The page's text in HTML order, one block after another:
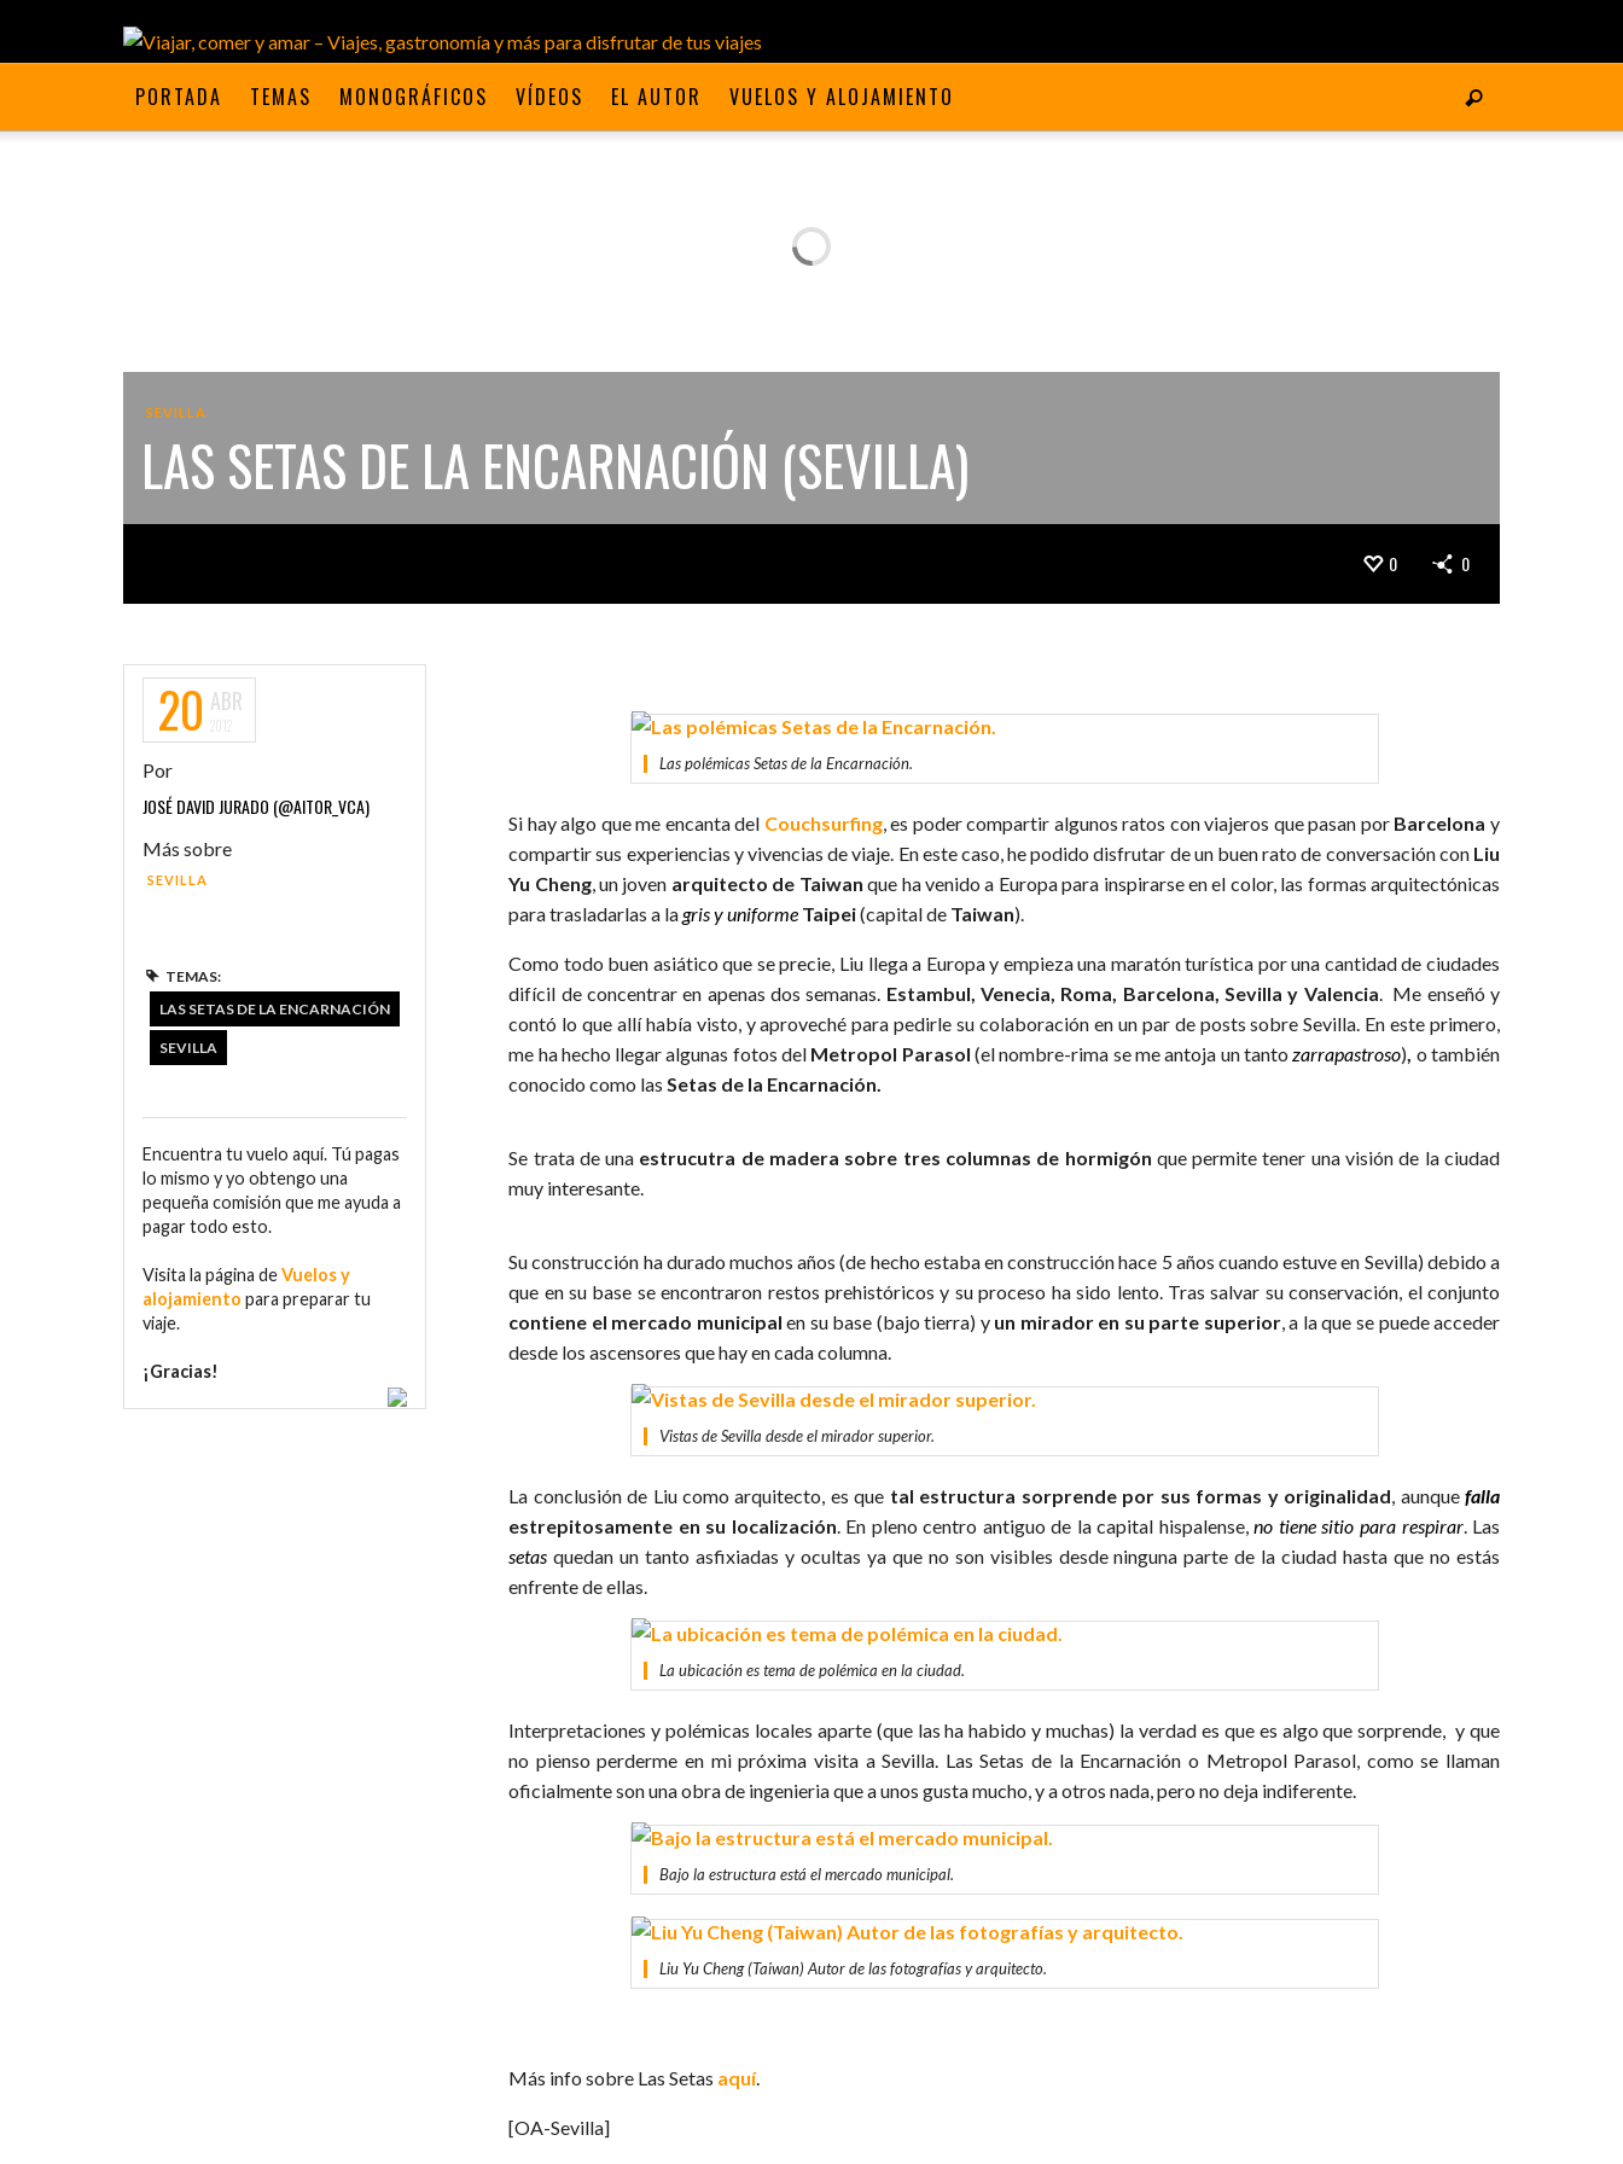
PORTADA TEMAS MONOGRÁFICOS VÍDEOS EL AUTOR VUELOS Y ALOJAMIENTO
SEVILLA
LAS SETAS DE LA ENCARNACIÓN (SEVILLA)
0 0
Las polémicas Setas de la Encarnación.
Si hay algo que me encanta del Couchsurfing, es poder compartir algunos ratos con viajeros que pasan por Barcelona y
compartir sus experiencias y vivencias de viaje. En este caso, he podido disfrutar de un buen rato de conversación con Liu
Yu Cheng, un joven arquitecto de Taiwan que ha venido a Europa para inspirarse en el color, las formas arquitectónicas
para trasladarlas a lagris y uniforme Taipei(capital de Taiwan).
Como todo buen asiático que se precie, Liu llega a Europa y empieza una maratón turística por una cantidad de ciudades
difícil de concentrar en apenas dos semanas. Estambul, Venecia, Roma, Barcelona, Sevilla y Valencia. Me enseñó y
contó lo que allí había visto, y aproveché para pedirle su colaboración en un par de posts sobre Sevilla. En este primero,
me ha hecho llegar algunas fotos del Metropol Parasol(el nombre-rima se me antoja un tantozarrapastroso), o también
conocido como lasSetas de la Encarnación.
Se trata de una estrucutra de madera sobre tres columnas de hormigón que permite tener una visión de la ciudad
muy interesante.
Su construcción ha durado muchos años (de hecho estaba en construcción hace 5 años cuando estuve en Sevilla) debido a
que en su base se encontraron restos prehistóricos y su proceso ha sido lento. Tras salvar su conservación, el conjunto
contiene el mercado municipal en su base (bajo tierra) y un mirador en su parte superior, a la que se puede acceder
desde los ascensores que hay en cada columna.
Vistas de Sevilla desde el mirador superior.
La conclusión de Liu como arquitecto, es que tal estructura sorprende por sus formas y originalidad, aunquefalla
estrepitosamente en su localización. En pleno centro antiguo de la capital hispalense,no tiene sitio para respirar. Las
setas quedan un tanto asfixiadas y ocultas ya que no son visibles desde ninguna parte de la ciudad hasta que no estás
enfrente de ellas.
La ubicación es tema de polémica en la ciudad.
Interpretaciones y polémicas locales aparte (que las ha habido y muchas) la verdad es que es algo que sorprende, y que
no pienso perderme en mi próxima visita a Sevilla. Las Setas de la Encarnación o Metropol Parasol, como se llaman
oficialmente son una obra de ingenieria que a unos gusta mucho, y a otros nada, pero no deja indiferente.
Bajo la estructura está el mercado municipal.
Liu Yu Cheng (Taiwan) Autor de las fotografías y arquitecto.
Más info sobre Las Setas aquí.
[OA-Sevilla]
20 ABR
Por
JOSÉ DAVID JURADO (@AITOR_VCA)
Más sobre
SEVILLA
TEMAS:
LAS SETAS DE LA ENCARNACIÓN
SEVILLA
Encuentra tu vuelo aquí. Tú pagas
lo mismo y yo obtengo una
pequeña comisión que me ayuda a
pagar todo esto.
Visita la página deVuelos y
alojamiento para preparar tu
viaje.
¡Gracias!